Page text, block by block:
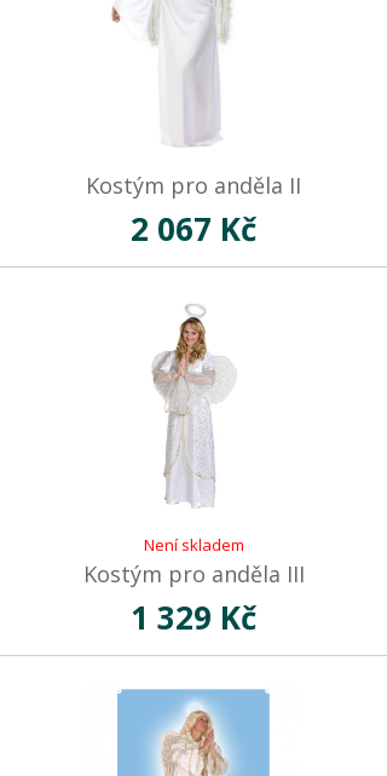
Kostým pro anděla II
2 067 Kč
Není skladem
Kostým pro anděla III
1 329 Kč